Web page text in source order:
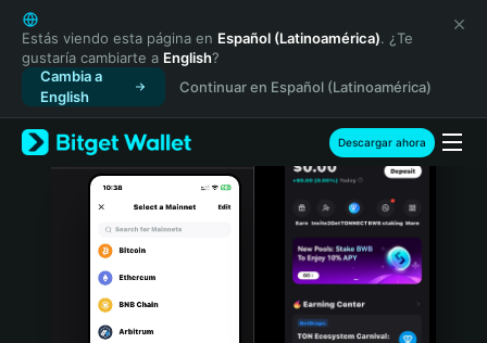
English
日本語
Tiếng Việt
Русский
Español (Latinoamérica)
Türkçe
Italiano
Português (Portugal)
Bahasa Indonesia
Estás viendo esta página en Español (Latinoamérica). ¿Te
gustaría cambiarte a English?
Cambia a
English
Continuar en Español (Latinoamérica)
Descargar ahora